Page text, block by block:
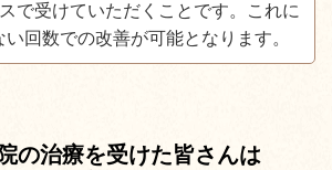
で受けていただくことです。これに
回数での改善が可能となります。
の治療を受けた皆さんは